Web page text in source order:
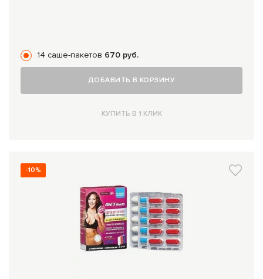
14 саше-пакетов 670 руб.
ДОБАВИТЬ В КОРЗИНУ
КУПИТЬ В 1 КЛИК
-10%